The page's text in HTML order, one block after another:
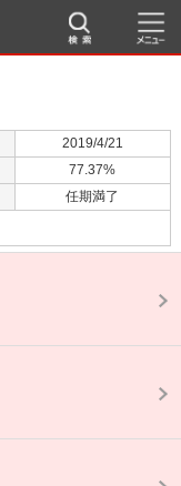
2019/4/21
77.37%
任期満了